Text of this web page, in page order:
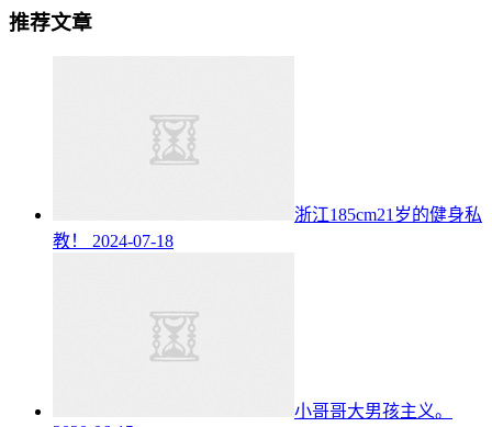
推荐文章
浙江185cm21岁的健身私
教！ ​​​ 2024-07-18
小哥哥大男孩主义。